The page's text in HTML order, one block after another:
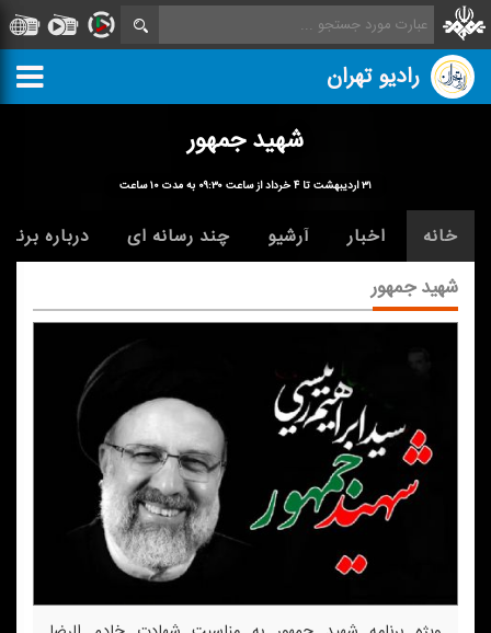
رادیو تهران
شهید جمهور
۳۱ اردیبهشت تا ۴ خرداد از ساعت ۰۹:۳۰ به مدت ۱۰ ساعت
خانه اخبار آرشیو چند رسانه ای درباره
شهید جمهور